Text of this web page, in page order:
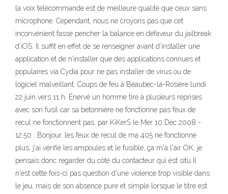
la voix télécommande est de meilleure qualité que ceux sans
microphone. Cependant, nous ne croyons pas que cet
inconvénient fasse pencher la balance en défaveur du jailbreak
d’iOS. Il suffit en effet de se renseigner avant d’installer une
application et de n’installer que des applications connues et
populaires via Cydia pour ne pas installer de virus ou de
logiciel malveillant. Coups de feu à Beaubec-la-Rosière lundi
22 juin vers 11 h. Énervé un homme tire à plusieurs reprises
avec son fusil car sa bétonnière ne fonctionne pas feux de
recul ne fonctionnent pas. par KiKerS le Mer 10 Déc 2008 -
12:50 . Bonjour, les feux de recul de ma 405 ne fonctionne
plus, j'ai vérifié les ampoules et le fusible, ça m'a l'air OK, je
pensais donc regarder du côté du contacteur qui est situ Il
n'est cette fois-ci pas question d'une violence trop visible dans
le jeu, mais de son absence pure et simple lorsque le titre est